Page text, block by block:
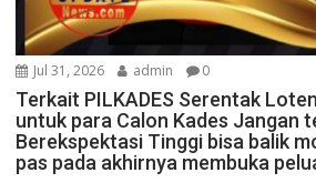
Jul 31, 2026 admin 0
Terkait PILKADES Serentak
untuk para Calon Kades Jangan
Berekspektasi Tinggi bisa balik
pas pada akhirnya membuka